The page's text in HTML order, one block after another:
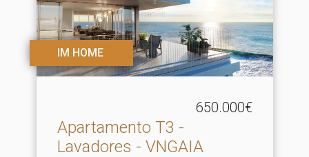
IM HOME
650.000€
Apartamento T3 -
Lavadores - VNGAIA